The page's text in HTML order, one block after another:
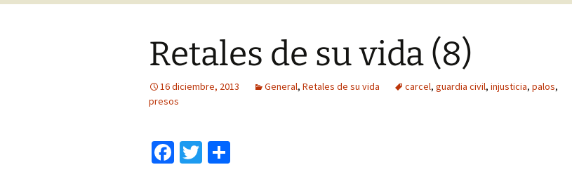
Retales de su vida (8)
16 diciembre, 2013 General, Retales de su vida carcel, guardia civil, injusticia, palos,
presos
Fa T